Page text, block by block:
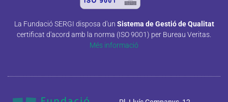
La Fundació SERGI disposa d'un Sistema de Gestió de Qualitat
certificat d'acord amb la norma (ISO 9001) per Bureau Veritas.
Més informació